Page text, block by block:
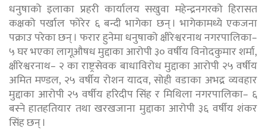
धनुषाको इलाका प्रहरी कार्यालय सखुवा महेन्द्रनगरको हिरासत
कक्षको पर्खाल फोरेर ६ बन्दी भागेका छन् । भागेकामध्ये एकजना
पक्राउ परेका छन् । फरार हुनेमा धनुषाको क्षीरेश्वरनाथ नगरपालिका–
५ घर भएका लागूऔषध मुद्दाका आरोपी ३० वर्षीय विनोदकुमार शर्मा,
क्षीरेश्वरनाथ– २ का राष्ट्रसेवक बाधाविरोध मुद्दाका आरोपी २५ वर्षीय
अमित मण्डल, २५ वर्षीय रोशन यादव, सोही वडाका अभद्र व्यवहार
मुद्दाका आरोपी २५ वर्षीय हरिदीप सिंह र मिथिला नगरपालिका– ६
बस्ने हातहतियार तथा खरखजाना मुद्दाका आरोपी ३६ वर्षीय शंकर
सिंह छन् ।